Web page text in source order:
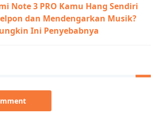
Note 3 PRO Kamu Hang Sendiri
dan Mendengarkan Musik?
Ini Penyebabnya